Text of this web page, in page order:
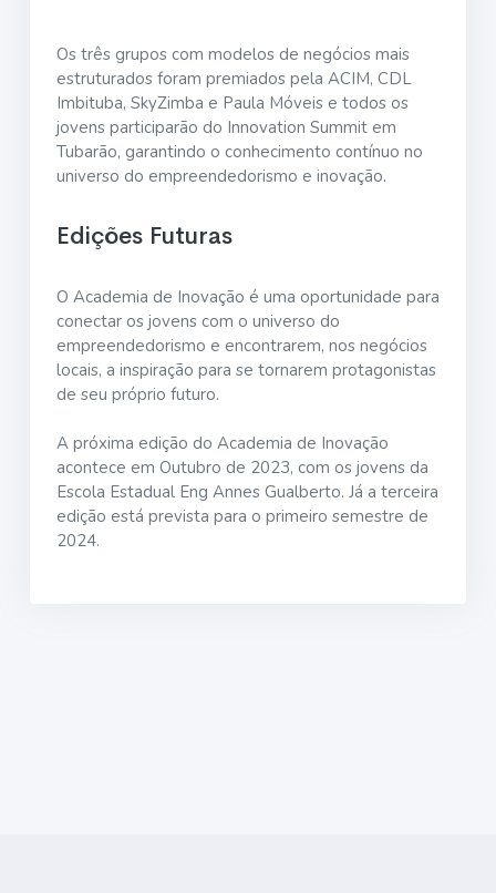
Os três grupos com modelos de negócios mais
estruturados foram premiados pela ACIM, CDL
Imbituba, SkyZimba e Paula Móveis e todos os
jovens participarão do Innovation Summit em
Tubarão, garantindo o conhecimento contínuo no
universo do empreendedorismo e inovação.
Edições Futuras
O Academia de Inovação é uma oportunidade para
conectar os jovens com o universo do
empreendedorismo e encontrarem, nos negócios
locais, a inspiração para se tornarem protagonistas
de seu próprio futuro.
A próxima edição do Academia de Inovação
acontece em Outubro de 2023, com os jovens da
Escola Estadual Eng Annes Gualberto. Já a terceira
edição está prevista para o primeiro semestre de
2024.